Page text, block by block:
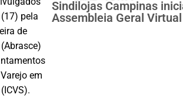
pela
de
em
Sindilojas Campinas
Assembleia Geral Virtual